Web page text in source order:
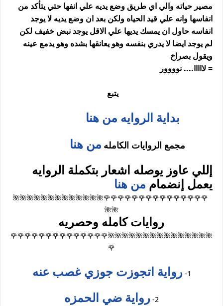
مصير حياته والي اي طريق وضع يديه علي انفها حتي يتأكد من
انفاسها وانه علي قيد الحياه ولكن بعد ان وضع يديه لا يوجد
انفاسه حاول ان يمسك يديها علي الاقل يوجد نبض خفيف لكن
لم يوجد ايضا لا يدري بنفسه وهو يعانقها بشده وهو يدمع عينه
ويقول بصراخ
= لااااا.... نوووور
يتبع
بداية الروايه من هنا
مجمع الروايات الكامله من هنا
إللي عاوز يوصله اشعار بتكملة الروايه
يعمل إنضمام من هنا
🌹🌹🌹🌹🌹🌹🌹🌹🌹🌹🌹🌹🌹🌹🌹🌺🌺🌺🌺🌺🌺🌺🌺🌺🌺🌺🌺🌺
🌺🌺
روايات كامله وحصريه
🌺🌺🌺🌺🌺🌺🌺🌺🌺🌺🌺🌺🌺🌺🌺🌹🌹🌹🌹🌹🌹🌹🌹🌹🌹🌹🌹🌹🌹
🌹
1- رواية اتجوزت جوزي غصب عنه
2- رواية ضي الحمزه